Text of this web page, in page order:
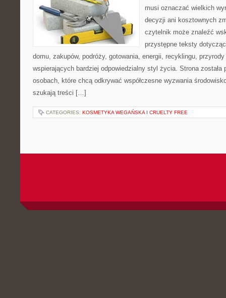
musi oznaczać wielkich
decyzji ani kosztownych
czytelnik może znaleźć
przystępne teksty
domu, zakupów, podróży, gotowania, energii, recyklingu,
wspierających bardziej odpowiedzialny styl życia. Strona została
osobach, które chcą odkrywać współczesne wyzwania
szukają treści […]
CATEGORIES: KOSMETYKA WEGAŃSKA I CRUELTY FREE